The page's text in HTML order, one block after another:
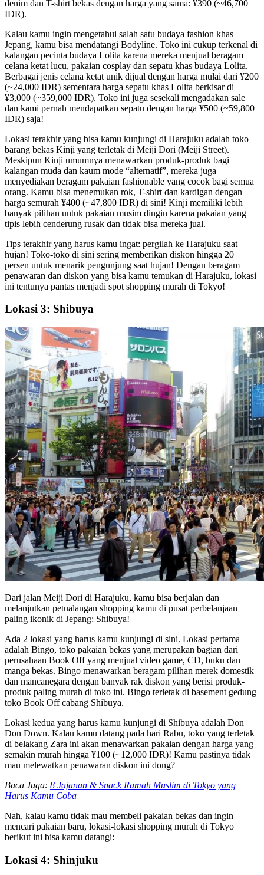
denim dan T-shirt bekas dengan harga yang sama: ¥390 (~46,700
IDR).
Kalau kamu ingin mengetahui salah satu budaya fashion khas
Jepang, kamu bisa mendatangi Bodyline. Toko ini cukup terkenal di
kalangan pecinta budaya Lolita karena mereka menjual beragam
celana ketat lucu, pakaian cosplay dan sepatu khas budaya Lolita.
Berbagai jenis celana ketat unik dijual dengan harga mulai dari ¥200
(~24,000 IDR) sementara harga sepatu khas Lolita berkisar di
¥3,000 (~359,000 IDR). Toko ini juga sesekali mengadakan sale
dan kami pernah mendapatkan sepatu dengan harga ¥500 (~59,800
IDR) saja!
Lokasi terakhir yang bisa kamu kunjungi di Harajuku adalah toko
barang bekas Kinji yang terletak di Meiji Dori (Meiji Street).
Meskipun Kinji umumnya menawarkan produk-produk bagi
kalangan muda dan kaum mode “alternatif”, mereka juga
menyediakan beragam pakaian fashionable yang cocok bagi semua
orang. Kamu bisa menemukan rok, T-shirt dan kardigan dengan
harga semurah ¥400 (~47,800 IDR) di sini! Kinji memiliki lebih
banyak pilihan untuk pakaian musim dingin karena pakaian yang
tipis lebih cenderung rusak dan tidak bisa mereka jual.
Tips terakhir yang harus kamu ingat: pergilah ke Harajuku saat
hujan! Toko-toko di sini sering memberikan diskon hingga 20
persen untuk menarik pengunjung saat hujan! Dengan beragam
penawaran dan diskon yang bisa kamu temukan di Harajuku, lokasi
ini tentunya pantas menjadi spot shopping murah di Tokyo!
Lokasi 3: Shibuya
Dari jalan Meiji Dori di Harajuku, kamu bisa berjalan dan
melanjutkan petualangan shopping kamu di pusat perbelanjaan
paling ikonik di Jepang: Shibuya!
Ada 2 lokasi yang harus kamu kunjungi di sini. Lokasi pertama
adalah Bingo, toko pakaian bekas yang merupakan bagian dari
perusahaan Book Off yang menjual video game, CD, buku dan
manga bekas. Bingo menawarkan beragam pilihan merek domestik
dan mancanegara dengan banyak rak diskon yang berisi produk-
produk paling murah di toko ini. Bingo terletak di basement gedung
toko Book Off cabang Shibuya.
Lokasi kedua yang harus kamu kunjungi di Shibuya adalah Don
Don Down. Kalau kamu datang pada hari Rabu, toko yang terletak
di belakang Zara ini akan menawarkan pakaian dengan harga yang
semakin murah hingga ¥100 (~12,000 IDR)! Kamu pastinya tidak
mau melewatkan penawaran diskon ini dong?
Baca Juga: 8 Jajanan & Snack Ramah Muslim di Tokyo yang
Harus Kamu Coba
Nah, kalau kamu tidak mau membeli pakaian bekas dan ingin
mencari pakaian baru, lokasi-lokasi shopping murah di Tokyo
berikut ini bisa kamu datangi:
Lokasi 4: Shinjuku